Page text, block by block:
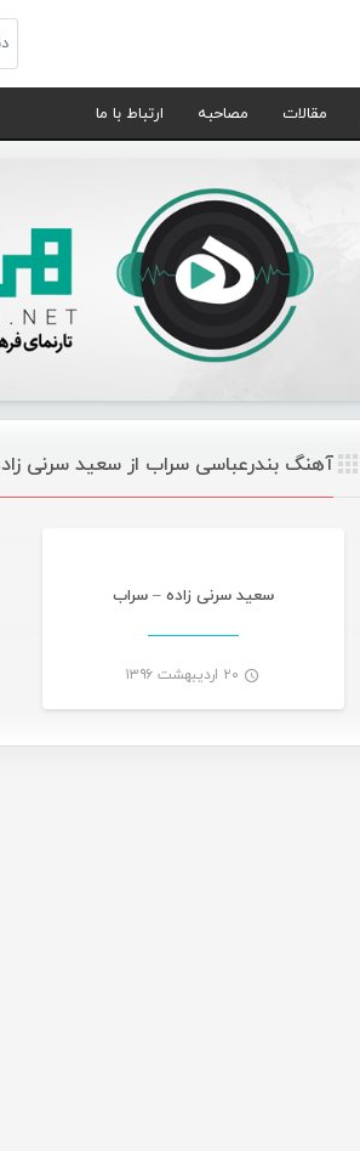
مقالات مصاحبه ارتباط با ما
آهنگ بندرعباسی سراب از سعید سرنی
سعید سرنی زاده – سراب
۲۰ اردیبهشت ۱۳۹۶